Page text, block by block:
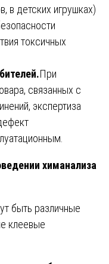
в детских игрушках)
токсичных
При
связанных с
экспертиза
химанализа
быть различные
клеевые